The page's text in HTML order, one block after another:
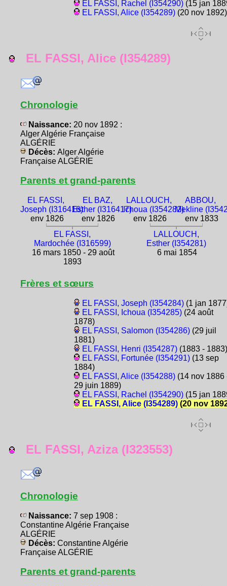
EL FASSI, Rachel (I354290)(15 jan
EL FASSI, Alice (I354289)(20 nov 1892)
EL FASSI, Alice (I354289)
Chronologie
Naissance: 20 nov 1892 :
Alger Algérie Française
ALGÉRIE
Décès: Alger Algérie
Française ALGÉRIE
Parents et grand-parents
EL FASSI,
Joseph (I316416)
env 1826
EL BAZ,
Esther (I316417)
env 1826
LALLOUCH,
Ichoua (I354282)
env 1826
ABBOU,
Mekline
env 1833
EL FASSI,
Mardochée (I316599)
16 mars 1850 - 29 août
1893
LALLOUCH,
Esther (I354281)
6 mai 1854
Frères et sœurs
EL FASSI, Joseph (I354284)(1 jan
EL FASSI, Ichoua (I354285)(24 août
1878)
EL FASSI, Salomon (I354286)(29 juil
1881)
EL FASSI, Henri (I354287)(1883 - 1883)
EL FASSI, Fortunée (I354291)(13 sep
1884)
EL FASSI, Alice (I354288)(14 nov 1886
29 juin 1889)
EL FASSI, Rachel (I354290)(15 jan
EL FASSI, Alice (I354289)(20 nov
EL FASSI, Aziza (I323553)
Chronologie
Naissance: 7 sep 1908 :
Constantine Algérie Française
ALGÉRIE
Décès: Constantine Algérie
Française ALGÉRIE
Parents et grand-parents